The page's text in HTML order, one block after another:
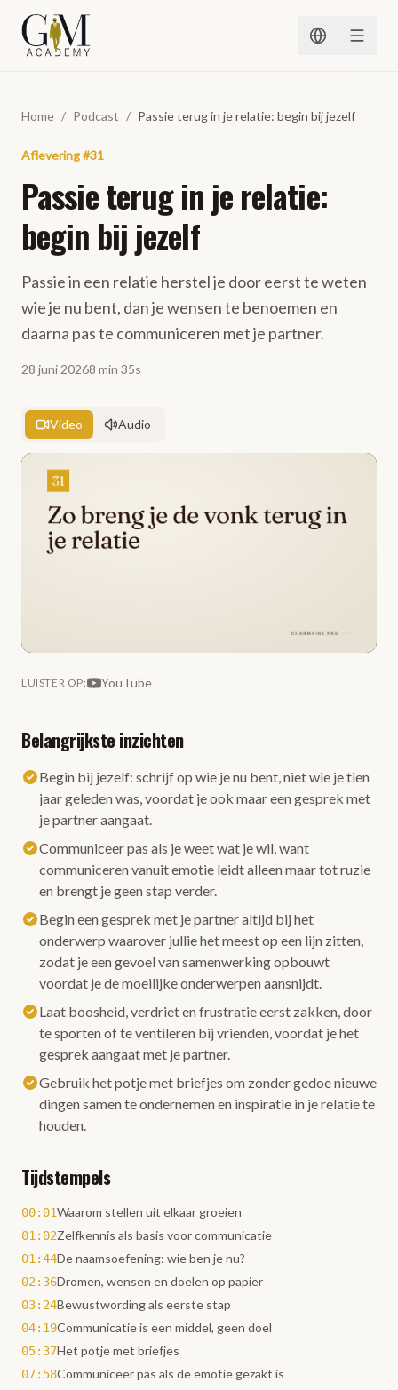
Home / Podcast / Passie terug in je relatie: begin bij jezelf
Aflevering#31
Passie terug in je relatie:
begin bij jezelf
Passie in een relatie herstel je door eerst te weten
wie je nu bent, dan je wensen te benoemen en
daarna pas te communiceren met je partner.
28 juni 20268 min 35s
Video Audio
LUISTER OP: YouTube
Belangrijkste inzichten
Begin bij jezelf: schrijf op wie je nu bent, niet wie je tien
jaar geleden was, voordat je ook maar een gesprek met
je partner aangaat.
Communiceer pas als je weet wat je wil, want
communiceren vanuit emotie leidt alleen maar tot ruzie
en brengt je geen stap verder.
Begin een gesprek met je partner altijd bij het
onderwerp waarover jullie het meest op een lijn zitten,
zodat je een gevoel van samenwerking opbouwt
voordat je de moeilijke onderwerpen aansnijdt.
Laat boosheid, verdriet en frustratie eerst zakken, door
te sporten of te ventileren bij vrienden, voordat je het
gesprek aangaat met je partner.
Gebruik het potje met briefjes om zonder gedoe nieuwe
dingen samen te ondernemen en inspiratie in je relatie te
houden.
Tijdstempels
00:01Waarom stellen uit elkaar groeien
01:02Zelfkennis als basis voor communicatie
01:44De naamsoefening: wie ben je nu?
02:36Dromen, wensen en doelen op papier
03:24Bewustwording als eerste stap
04:19Communicatie is een middel, geen doel
05:37Het potje met briefjes
07:58Communiceer pas als de emotie gezakt is